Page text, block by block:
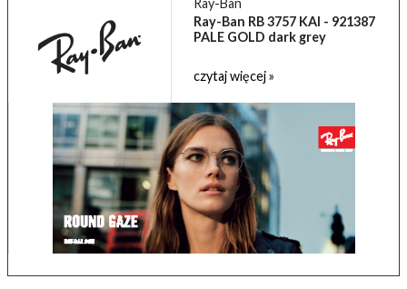
Ray-Ban
Ray-Ban RB 3757 KAI - 921387
PALE GOLD dark grey
czytaj więcej »